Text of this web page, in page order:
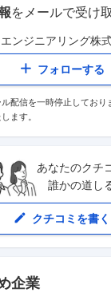
をメールで受け
ンジニアリング株
フォローする
配信を一時停止しており
ます。
あなたのクチ
誰かの道し
クチコミを書く
企業